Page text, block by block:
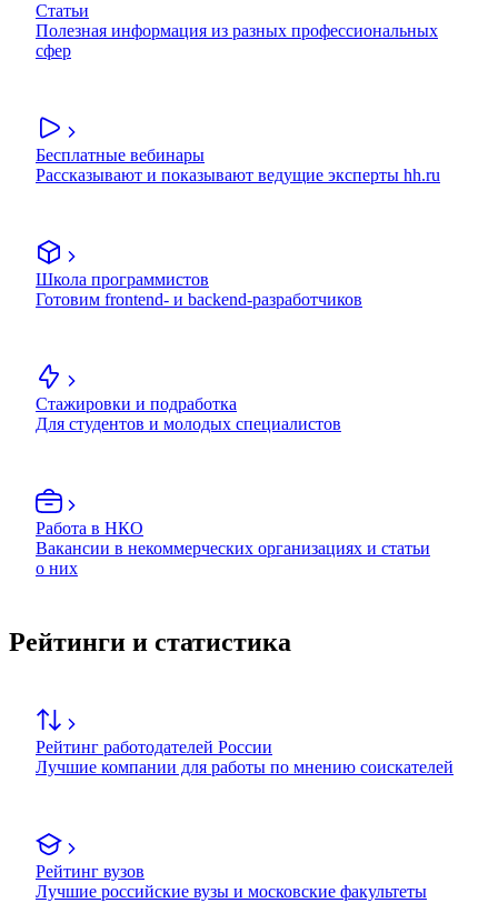
Статьи
Полезная информация из разных профессиональных
сфер
Бесплатные вебинары
Рассказывают и показывают ведущие эксперты hh.ru
Школа программистов
Готовим frontend- и backend-разработчиков
Стажировки и подработка
Для студентов и молодых специалистов
Работа в НКО
Вакансии в некоммерческих организациях и статьи
о них
Рейтинги и статистика
Рейтинг работодателей России
Лучшие компании для работы по мнению соискателей
Рейтинг вузов
Лучшие российские вузы и московские факультеты